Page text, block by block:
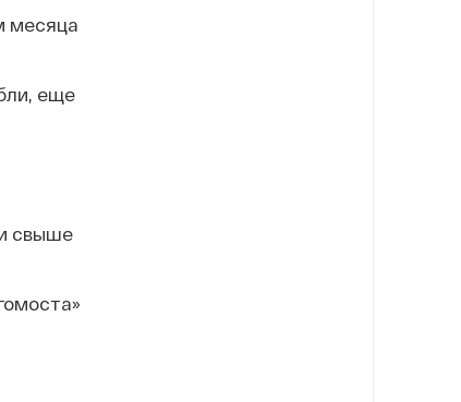
месяца
еще
свыше